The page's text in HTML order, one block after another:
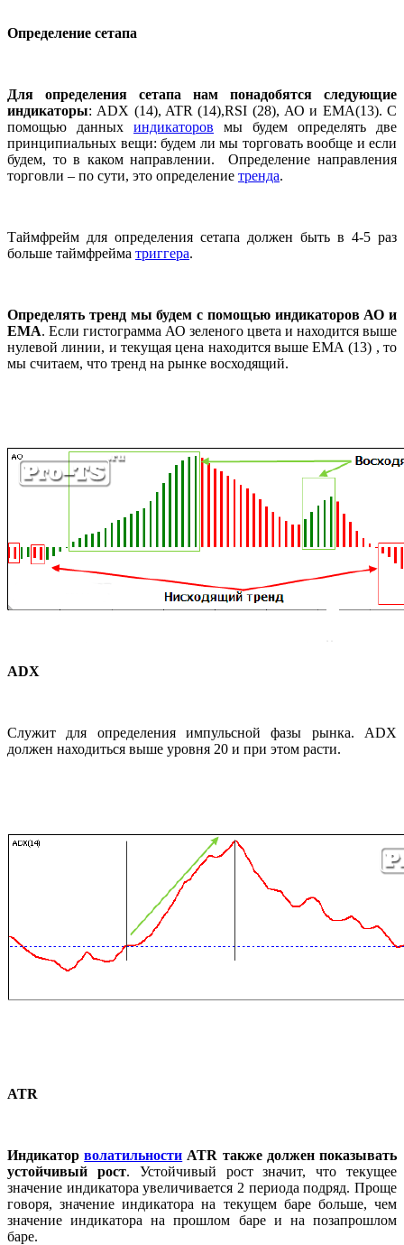
Определение сетапа
Для определения сетапа нам понадобятся следующие
индикаторы: ADX (14), ATR (14),RSI (28), АО и ЕМА(13). С
помощью данных индикаторов мы будем определять две
принципиальных вещи: будем ли мы торговать вообще и если
будем, то в каком направлении. Определение направления
торговли – по сути, это определение тренда.
Таймфрейм для определения сетапа должен быть в 4-5 раз
больше таймфрейма триггера.
Определять тренд мы будем с помощью индикаторов АО и
ЕМА. Если гистограмма АО зеленого цвета и находится выше
нулевой линии, и текущая цена находится выше ЕМА (13) , то
мы считаем, что тренд на рынке восходящий.
ADX
Служит для определения импульсной фазы рынка. ADX
должен находиться выше уровня 20 и при этом расти.
ATR
Индикаторволатильности ATR также должен показывать
устойчивый рост. Устойчивый рост значит, что текущее
значение индикатора увеличивается 2 периода подряд. Проще
говоря, значение индикатора на текущем баре больше, чем
значение индикатора на прошлом баре и на позапрошлом
баре.